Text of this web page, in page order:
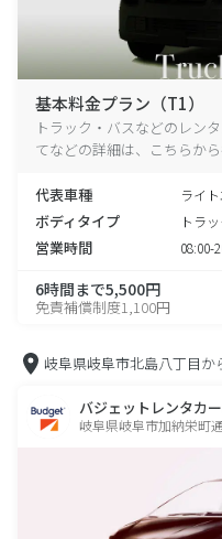
基本料金プラン（T1）
トラック・バスなどのレン
てなどの詳細は、こちらか
代表車種 ライ
ボディタイプ トラ
営業時間 08:00-
6時間まで5,500円
免責補償制度1,100円
岐阜県岐阜市北島八丁目か
バジェットレンタカ
岐阜県岐阜市加納栄町